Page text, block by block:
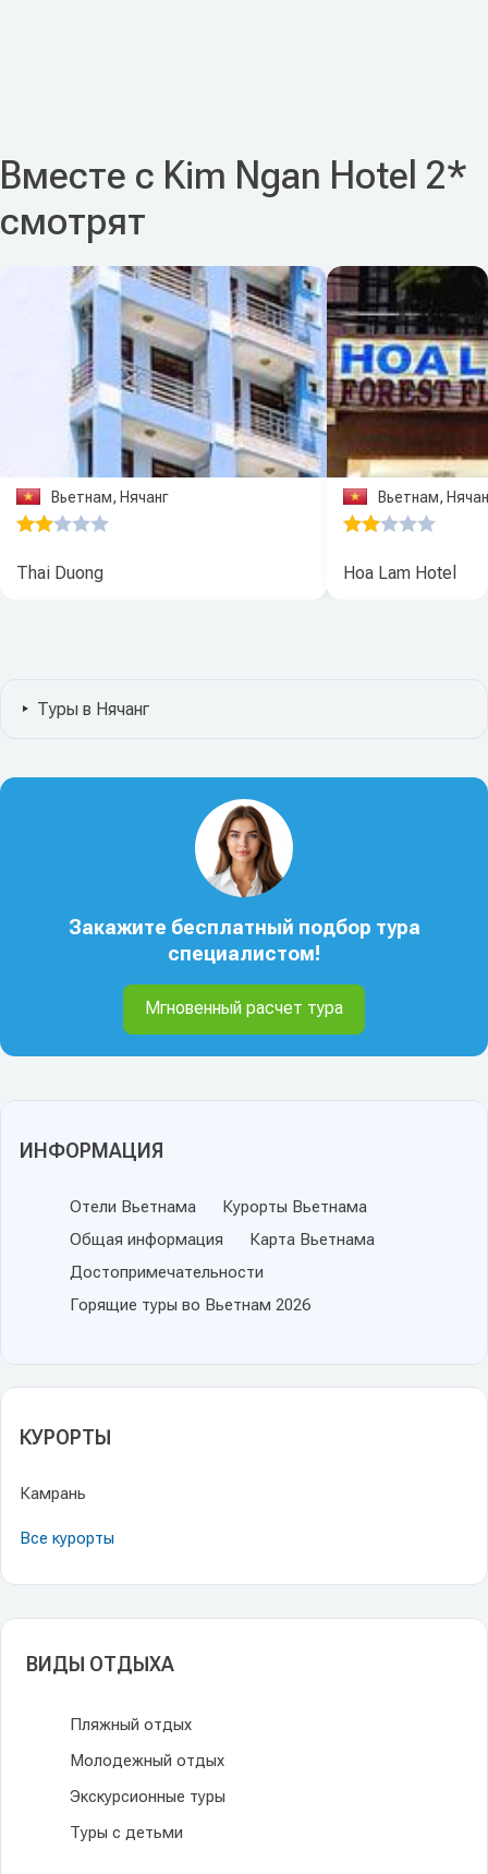
ИНФОРМАЦИЯ
Отели Вьетнама
Курорты Вьетнама
Общая информация
Карта Вьетнама
Достопримечательности
Горящие туры во Вьетнам 2026
КУРОРТЫ
Камрань
Все курорты
ВИДЫ ОТДЫХА
Пляжный отдых
Молодежный отдых
Экскурсионные туры
Туры с детьми
Вместе с Kim Ngan Hotel 2*
смотрят
Вьетнам, Нячанг
Thai Duong
Вьетнам,
Hoa Lam Hotel
Туры в Нячанг
Закажите бесплатный подбор тура
специалистом!
Мгновенный расчет тура